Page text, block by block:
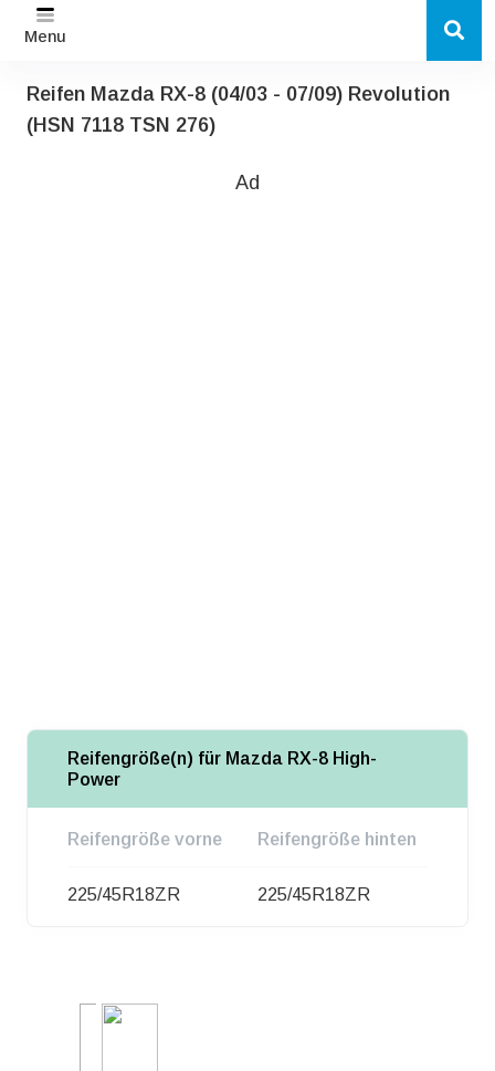
Menu
Reifen Mazda RX-8 (04/03 - 07/09) Revolution
(HSN 7118 TSN 276)
Ad
Reifengröße(n) für Mazda RX-8 High-
Power
Reifengröße vorne Reifengröße hinten
225/45R18ZR 225/45R18ZR